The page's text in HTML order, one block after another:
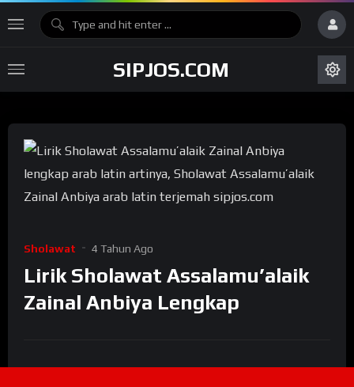
SIPJOS.COM
Sholawat 4 Tahun Ago
Lirik Sholawat Assalamu’alaik
Zainal Anbiya Lengkap